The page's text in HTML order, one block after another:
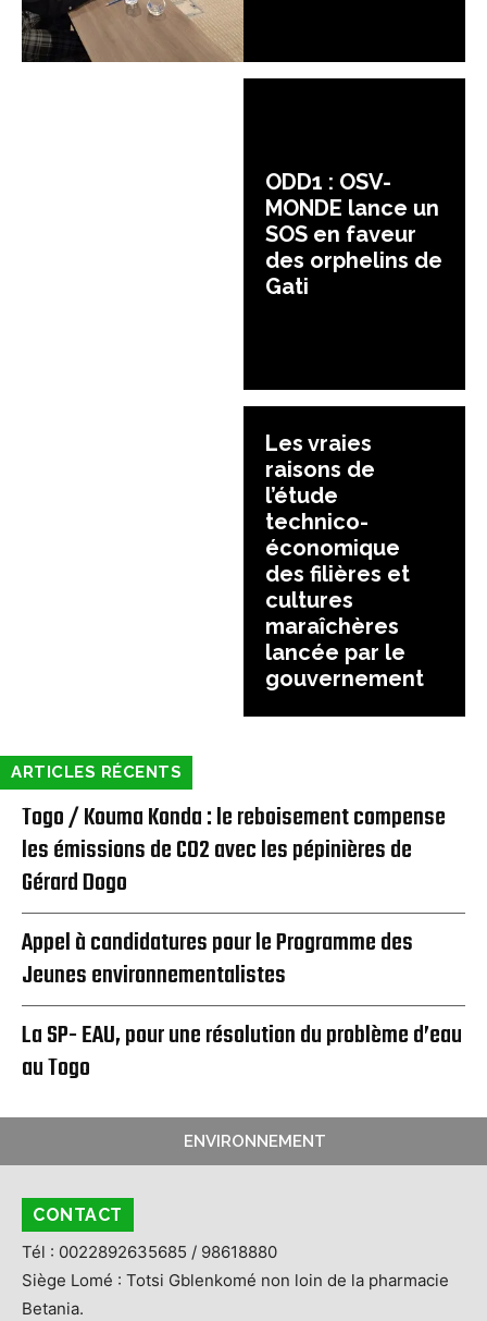
ODD1 : OSV-
MONDE lance un
SOS en faveur
des orphelins de
Gati
Les vraies
raisons de
l’étude
technico-
économique
des filières et
cultures
maraîchères
lancée par le
gouvernement
ARTICLES RÉCENTS
Togo / Kouma Konda : le reboisement compense
les émissions de CO2 avec les pépinières de
Gérard Dogo
Appel à candidatures pour le Programme des
Jeunes environnementalistes
La SP- EAU, pour une résolution du problème d’eau
au Togo
ENVIRONNEMENT
CONTACT
Tél : 0022892635685 / 98618880
Siège Lomé : Totsi Gblenkomé non loin de la pharmacie
Betania.